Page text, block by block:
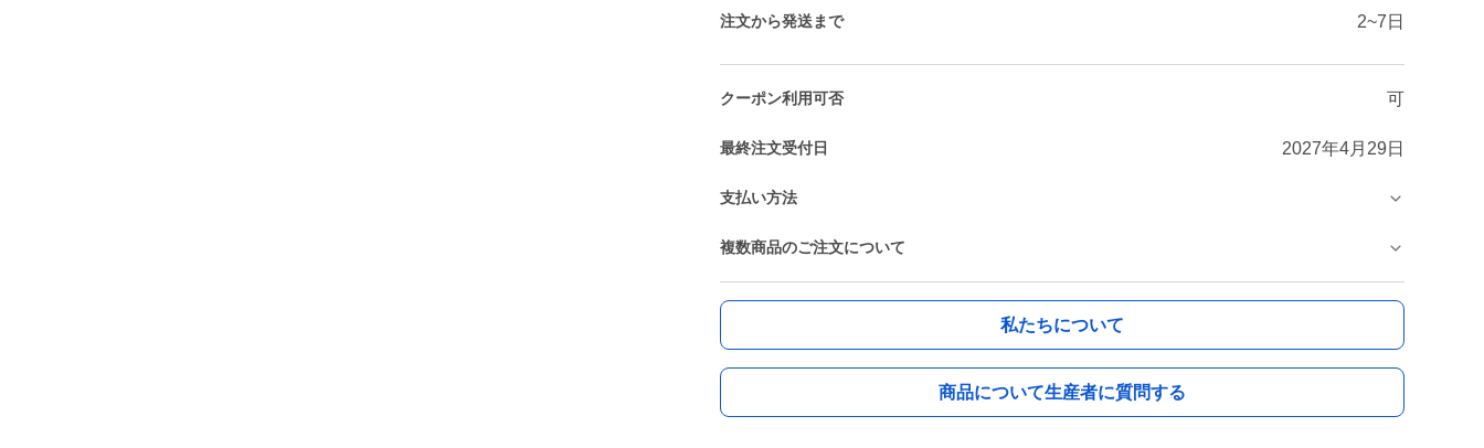
注文から発送まで 2~7日
クーポン利用可否 可
最終注文受付日 2027年4月29日
支払い方法
複数商品のご注文について
私たちについて
商品について生産者に質問する